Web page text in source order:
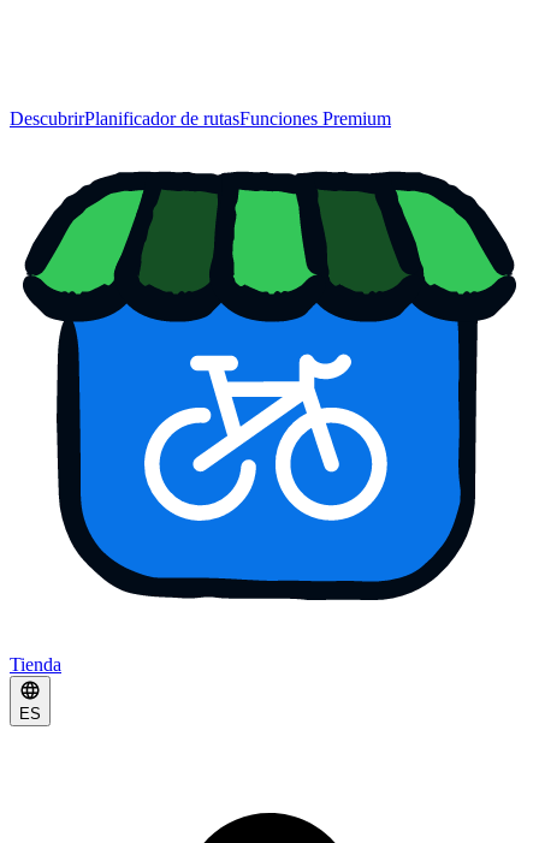
DescubrirPlanificador de rutasFunciones Premium
Tienda
ES